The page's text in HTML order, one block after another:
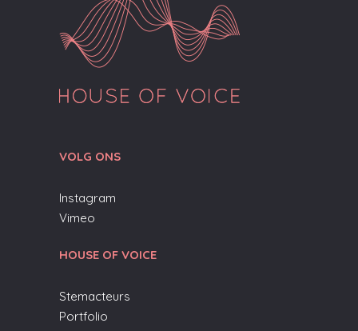
VOLG ONS
Instagram
Vimeo
HOUSE OF VOICE
Stemacteurs
Portfolio